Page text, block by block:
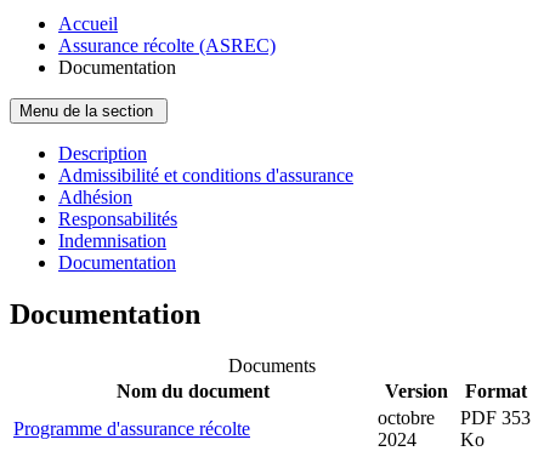
Accueil
Assurance récolte (ASREC)
Documentation
Menu de la section
Description
Admissibilité et conditions d'assurance
Adhésion
Responsabilités
Indemnisation
Documentation
Documentation
Documents
Nom du document
Version
Format
Programme d'assurance récolte
octobre
2024
PDF 353
Ko